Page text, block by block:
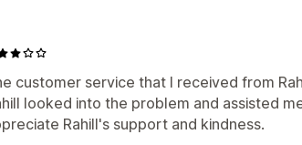
customer service that I received from
looked into the problem and assisted
Rahill's support and kindness.